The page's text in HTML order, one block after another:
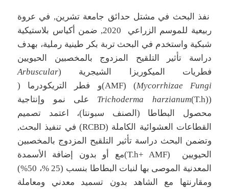
نفذ البحث في مشتل حدائق جامعة تشرين, في عروة
ربيعية للموسم الزراعي 2020, ضمن أكياس بلاستيكية
شبكية واستخدم في البحث تربة بكر طينية رملية، بهدف
دراسة تأثير التلقيح المزدوج بالمخصبين الحيويين
فطريات الميكوريزا الشيجرية (Arbuscular
Mycorrhizae Fungi
) (AMF)و فطر التريكودرما (
(
Trichoderma harzianum (T.h) على نمو وإنتاجية
محصول البطاطا (الصنف سبونتا)، اعتمد تصميم
القطاعات العشوائية الكاملة (RCBD) في تنفيذ البحث,
وتضمن البحث دراسة تأثير التلقيح المزدوج بالمخصبين
الحيويين (T.h+ AMF)مع أو بدون إضافة الأسمدة
المعدنية الموصى بها لنبات البطاطا بنسب (25 %، 50%)
ومقارنتها مع الشاهد بدون تسميد معدني ومعاملة